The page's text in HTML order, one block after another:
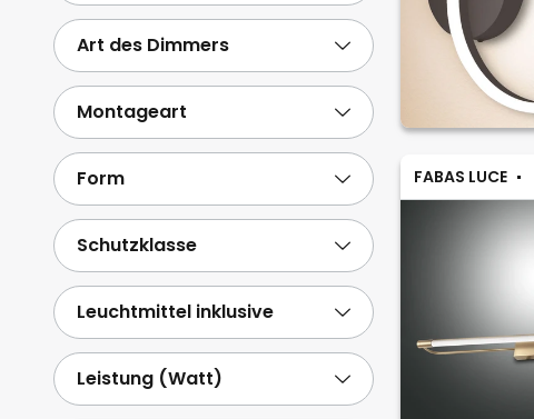
FABAS LUCE
Art des Dimmers
Montageart
Form
Schutzklasse
Leuchtmittel inklusive
Leistung (Watt)